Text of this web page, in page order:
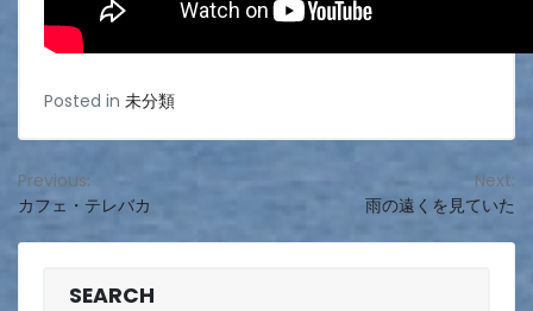
Posted in 未分類
投
稿
Previous:
カフェ・テレバカ
Next:
雨の遠くを見ていた
SEARCH